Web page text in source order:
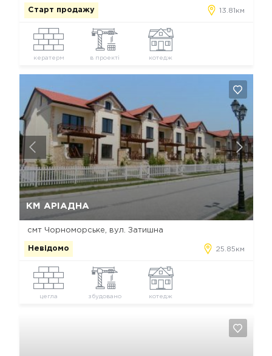
Старт продажу 13.81км
кератерм в проекті котедж
КМ АРІАДНА
смт Чорноморське, вул. Затишна
Невідомо 25.85км
цегла збудовано котедж